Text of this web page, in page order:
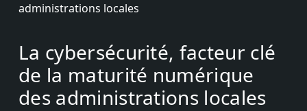
administrations locales
La cybersécurité, facteur clé
de la maturité numérique
des administrations locales